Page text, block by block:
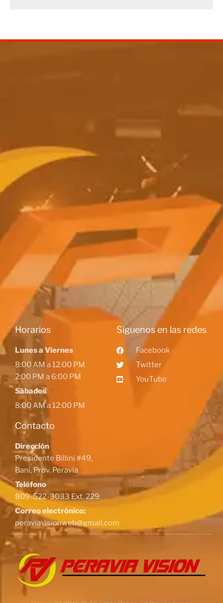
Horarios
Lunes a Viernes
8:00 AM a 12:00 PM
2:00 PM a 6:00 PM
Sábados
8:00 AM a 12:00 PM
Contacto
Dirección
Presidente Billini #49,
Baní, Prov. Peravia
Teléfono
809-522-3033 Ext. 229
Correo electrónico:
peraviavisionweb@gmail.com
Siguenos en las redes
Facebook
Twitter
YouTube